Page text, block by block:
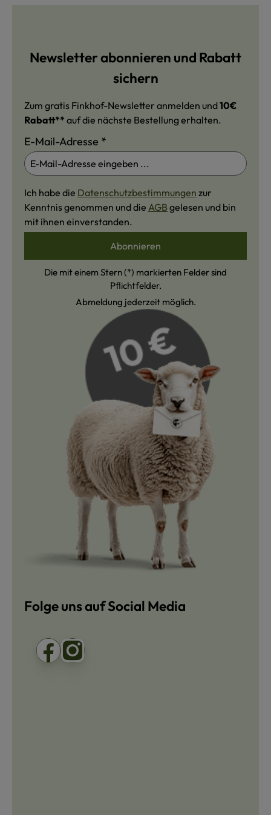
Newsletter abonnieren und Rabatt
sichern
Zum gratis Finkhof-Newsletter anmelden und10€
Rabatt** auf die nächste Bestellung erhalten.
E-Mail-Adresse *
Ich habe die Datenschutzbestimmungen zur
Kenntnis genommen und die AGB gelesen und bin
mit ihnen einverstanden.
Abonnieren
Die mit einem Stern (*) markierten Felder sind
Pflichtfelder.
Abmeldung jederzeit möglich.
Folge uns auf Social Media